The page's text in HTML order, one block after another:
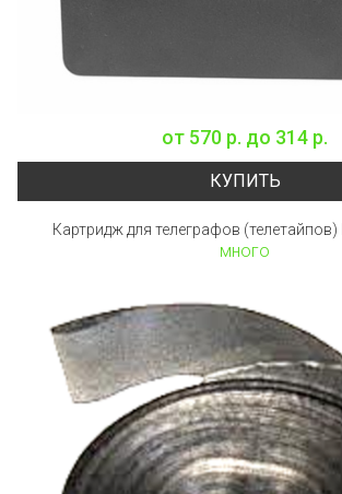
от 570 р. до 314 р.
КУПИТЬ
Картридж для телеграфов
много